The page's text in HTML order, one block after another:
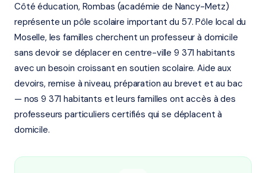
Côté éducation, Rombas (académie de Nancy-Metz)
représente un pôle scolaire important du 57. Pôle local du
Moselle, les familles cherchent un professeur à domicile
sans devoir se déplacer en centre-ville 9 371 habitants
avec un besoin croissant en soutien scolaire. Aide aux
devoirs, remise à niveau, préparation au brevet et au bac
— nos 9 371 habitants et leurs familles ont accès à des
professeurs particuliers certifiés qui se déplacent à
domicile.